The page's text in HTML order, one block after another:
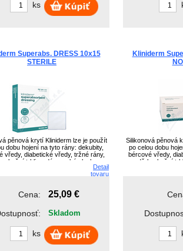
ks
Superabs. DRESS 10x15
STERILE
pěnová krytí Kliniderm lze je použít
dobu hojení na tyto rány: dekubity,
vředy, diabetické vředy, tržné rány,
kožní trhliny, dárcovské plochy,
chirurgické rány, povrchové aDetail
tovaru
Cena: 25,09 €
Skladom
ks
Kliniderm
Silikonová pěnová
po celou dobu
bércové vředy,
oděrky, kožní
pooperační